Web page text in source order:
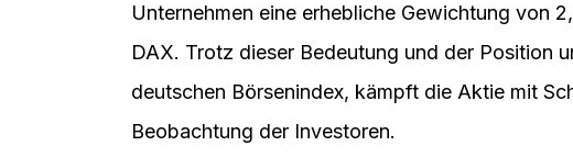
Unternehmen eine erhebliche Gewichtung von
DAX. Trotz dieser Bedeutung und der Position
deutschen Börsenindex, kämpft die Aktie mit
Beobachtung der Investoren.